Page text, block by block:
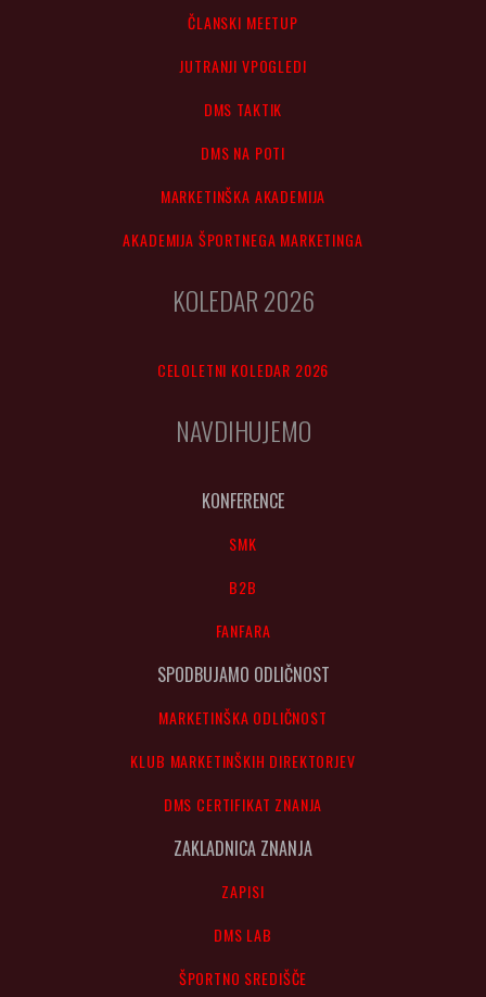
ČLANSKI MEETUP
JUTRANJI VPOGLEDI
DMS TAKTIK
DMS NA POTI
MARKETINŠKA AKADEMIJA
AKADEMIJA ŠPORTNEGA MARKETINGA
KOLEDAR 2026
CELOLETNI KOLEDAR 2026
NAVDIHUJEMO
KONFERENCE
SMK
B2B
FANFARA
SPODBUJAMO ODLIČNOST
MARKETINŠKA ODLIČNOST
KLUB MARKETINŠKIH DIREKTORJEV
DMS CERTIFIKAT ZNANJA
ZAKLADNICA ZNANJA
ZAPISI
DMS LAB
ŠPORTNO SREDIŠČE